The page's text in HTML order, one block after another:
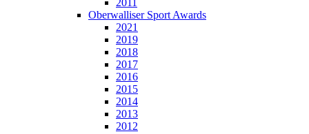
2011
Oberwalliser Sport Awards
2021
2019
2018
2017
2016
2015
2014
2013
2012